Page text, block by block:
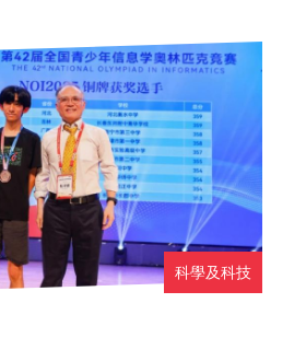
科學及科技